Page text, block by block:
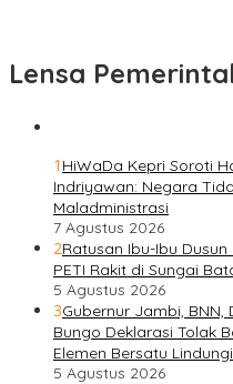
Lensa
1 HiWaDa Kepri Soroti
Indriyawan: Negara
Maladministrasi
7 Agustus 2026
2Ratusan Ibu-Ibu
PETI Rakit di Sungai
5 Agustus 2026
3Gubernur Jambi, BNN,
Bungo Deklarasi Tolak
Elemen Bersatu
5 Agustus 2026